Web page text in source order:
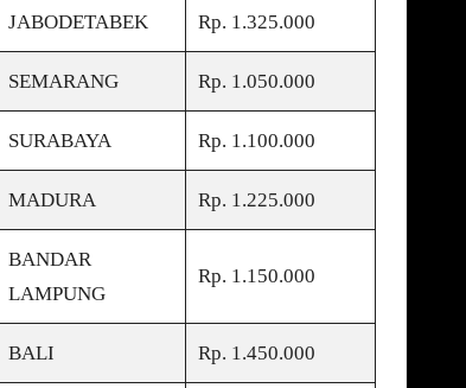
JABODETABEK Rp. 1.325.000
SEMARANG Rp. 1.050.000
SURABAYA Rp. 1.100.000
MADURA Rp. 1.225.000
BANDAR
LAMPUNG
Rp. 1.150.000
BALI Rp. 1.450.000